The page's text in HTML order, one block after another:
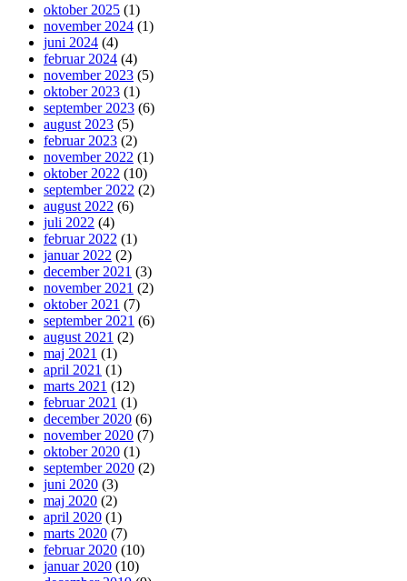
oktober 2025 (1)
november 2024 (1)
juni 2024 (4)
februar 2024 (4)
november 2023 (5)
oktober 2023 (1)
september 2023 (6)
august 2023 (5)
februar 2023 (2)
november 2022 (1)
oktober 2022 (10)
september 2022 (2)
august 2022 (6)
juli 2022 (4)
februar 2022 (1)
januar 2022 (2)
december 2021 (3)
november 2021 (2)
oktober 2021 (7)
september 2021 (6)
august 2021 (2)
maj 2021 (1)
april 2021 (1)
marts 2021 (12)
februar 2021 (1)
december 2020 (6)
november 2020 (7)
oktober 2020 (1)
september 2020 (2)
juni 2020 (3)
maj 2020 (2)
april 2020 (1)
marts 2020 (7)
februar 2020 (10)
januar 2020 (10)